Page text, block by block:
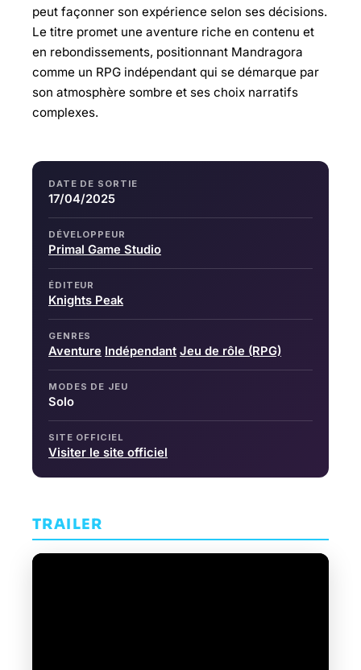
peut façonner son expérience selon ses décisions.
Le titre promet une aventure riche en contenu et
en rebondissements, positionnant Mandragora
comme un RPG indépendant qui se démarque par
son atmosphère sombre et ses choix narratifs
complexes.
DATE DE SORTIE
17/04/2025
DÉVELOPPEUR
Primal Game Studio
ÉDITEUR
Knights Peak
GENRES
Aventure Indépendant Jeu de rôle (RPG)
MODES DE JEU
Solo
SITE OFFICIEL
Visiter le site officiel
TRAILER